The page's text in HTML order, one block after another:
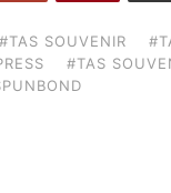
#TAS SOUVENIR
#TAS